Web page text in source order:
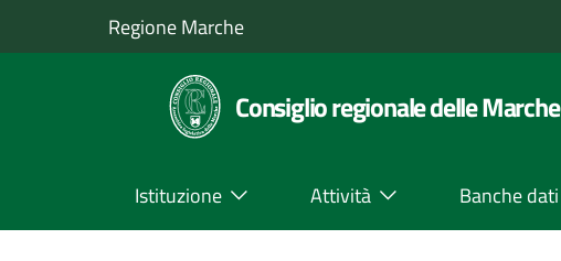
Regione Marche
Consiglio regionale delle Marche
Istituzione Attività Banche dati